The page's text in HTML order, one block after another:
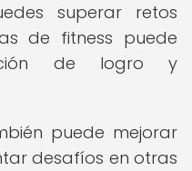
superar retos
de fitness puede
de logro y
puede mejorar
desafíos en otras